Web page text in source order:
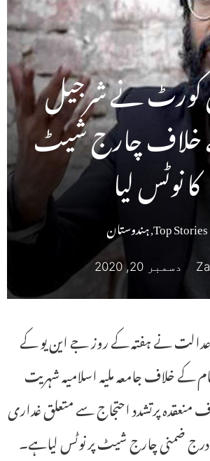
کورٹ نے شرجیل
خلاف چارج شیٹ
کا نوٹس لیا
Top Stories
,ہندوستان
دسمبر 20, 2020
عدالت نے ہفتہ کے روز جے این یو کے
کے خلاف جامعہ ملیہ اسلامیہ شہریت
منعقدہ پرتشدد احتجاج سے متعلق غداری
ضمنی چارج شیٹ پر نوٹس لیاہے۔